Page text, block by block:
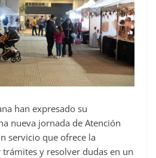
han expresado su
nueva jornada de Atención
servicio que ofrece la
y resolver dudas en un